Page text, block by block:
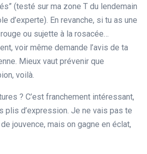
(testé sur ma zone T du lendemain
d’experte). En revanche, si tu as une
ou sujette à la rosacée…
voir même demande l’avis de ta
Mieux vaut prévenir que
voilà.
? C’est franchement intéressant,
plis d’expression. Je ne vais pas te
jouvence, mais on gagne en éclat,